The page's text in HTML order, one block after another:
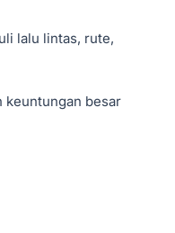
lalu lintas, rute,
keuntungan besar